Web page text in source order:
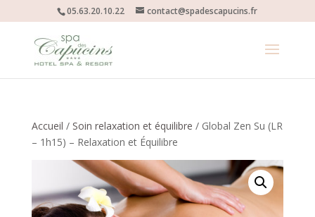
05.63.20.10.22 contact@spadescapucins.fr
Accueil / Soin relaxation et équilibre / Global Zen Su (LR
– 1h15) – Relaxation et Équilibre